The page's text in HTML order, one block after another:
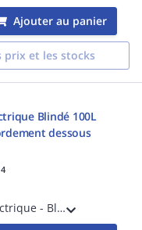
Ajouter au panier
prix et les stocks
Blindé 100L
dessous
Chauffe-eau électrique - Blindé 100L horizontal raccordement dessous monophasé - livré avec 1 raccord diélectrique 3/4'